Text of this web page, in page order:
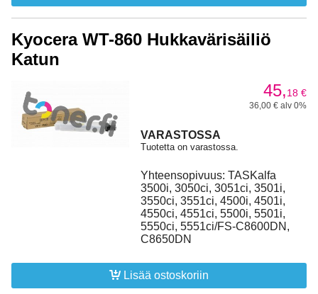
Kyocera WT-860 Hukkavärisäiliö
Katun
45,18 €
36,00 € alv 0%
VARASTOSSA
Tuotetta on varastossa.
Yhteensopivuus: TASKalfa
3500i, 3050ci, 3051ci, 3501i,
3550ci, 3551ci, 4500i, 4501i,
4550ci, 4551ci, 5500i, 5501i,
5550ci, 5551ci/FS-C8600DN,
C8650DN
Lisää ostoskoriin